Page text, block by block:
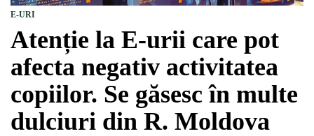
E-URI
Atenție la E-urii care pot
afecta negativ activitatea
copiilor. Se găsesc în multe
dulciuri din R. Moldova